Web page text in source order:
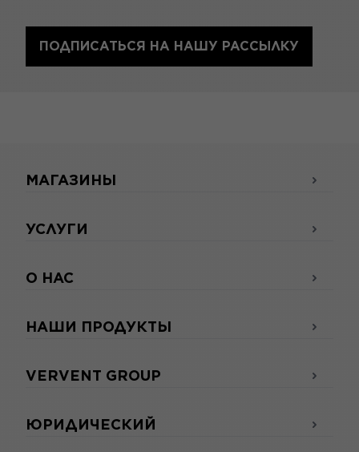
ПОДПИСАТЬСЯ НА НАШУ РАССЫЛКУ
МАГАЗИНЫ
УСЛУГИ
О НАС
НАШИ ПРОДУКТЫ
VERVENT GROUP
ЮРИДИЧЕСКИЙ